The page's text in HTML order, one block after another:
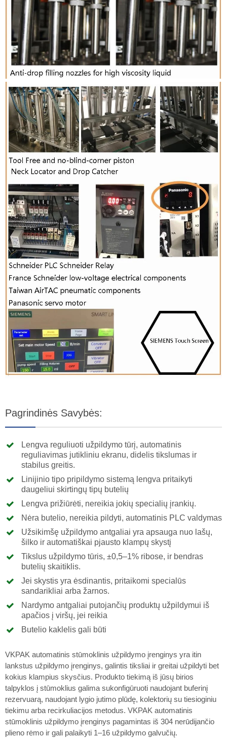
Pagrindinės Savybės:
Lengva reguliuoti užpildymo tūrį, automatinis
reguliavimas jutikliniu ekranu, didelis tikslumas ir
stabilus greitis.
Linijinio tipo pripildymo sistemą lengva pritaikyti
daugeliui skirtingų tipų butelių
Lengva prižiūrėti, nereikia jokių specialių įrankių.
Nėra butelio, nereikia pildyti, automatinis PLC valdymas
Užsikimšę užpildymo antgaliai yra apsauga nuo lašų,
šilko ir automatiškai pjausto klampų skystį
Tikslus užpildymo tūris, ±0,5–1% ribose, ir bendras
butelių skaitiklis.
Jei skystis yra ėsdinantis, pritaikomi specialūs
sandarikliai arba žarnos.
Nardymo antgaliai putojančių produktų užpildymui iš
apačios į viršų, jei reikia
Butelio kaklelis gali būti
VKPAK automatinis stūmoklinis užpildymo įrenginys yra itin
lankstus užpildymo įrenginys, galintis tiksliai ir greitai užpildyti bet
kokius klampius skysčius. Produkto tiekimą iš jūsų birios
talpyklos į stūmoklius galima sukonfigūruoti naudojant buferinį
rezervuarą, naudojant lygio jutimo plūdę, kolektorių su tiesioginiu
tiekimu arba recirkuliacijos metodus. VKPAK automatinis
stūmoklinis užpildymo įrenginys pagamintas iš 304 nerūdijančio
plieno rėmo ir gali palaikyti 1–16 užpildymo galvučių.